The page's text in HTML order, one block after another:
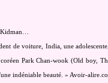
de voiture, India, une
Park Chan-wook (Old boy,
indéniable beauté. » Avoir-